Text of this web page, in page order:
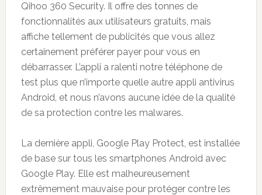
Qihoo 360 Security. Il offre des tonnes de
fonctionnalités aux utilisateurs gratuits, mais
affiche tellement de publicités que vous allez
certainement préférer payer pour vous en
débarrasser. L’appli a ralenti notre téléphone de
test plus que n’importe quelle autre appli antivirus
Android, et nous n’avons aucune idée de la qualité
de sa protection contre les malwares.
La dernière appli, Google Play Protect, est installée
de base sur tous les smartphones Android avec
Google Play. Elle est malheureusement
extrêmement mauvaise pour protéger contre les